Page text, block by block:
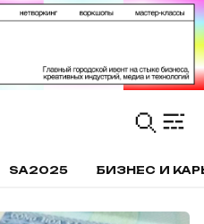
SA2025 БИЗНЕС И